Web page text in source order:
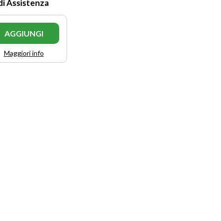
Assistenza
AGGIUNGI
Maggiori info